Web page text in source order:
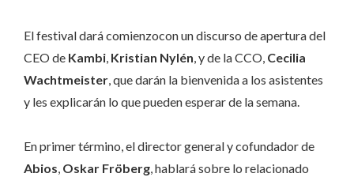
El festival dará comienzocon un discurso de apertura del
CEO de Kambi Kristian Nylén , y de la CCO, Cecilia
Wachtmeister , que darán la bienvenida a los asistentes
y les explicarán lo que pueden esperar de la semana.
En primer término, el director general y cofundador de
Abios Oskar Fröberg , hablará sobre lo relacionado